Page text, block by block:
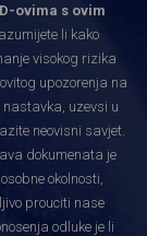
ovima s ovim
li kako
visokog rizika
upozorenja na
uzevsi u
neovisni savjet.
dokumenata je
okolnosti,
prouciti nase
odluke je li